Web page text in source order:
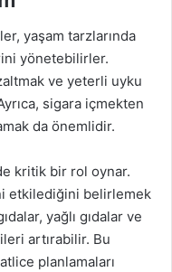
yaşam tarzlarında
yönetebilirler.
ve yeterli uyku
sigara içmekten
da önemlidir.
kritik bir rol oynar.
etkilediğini belirlemek
yağlı gıdalar ve
artırabilir. Bu
planlamaları